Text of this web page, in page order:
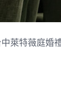
萊特薇庭婚